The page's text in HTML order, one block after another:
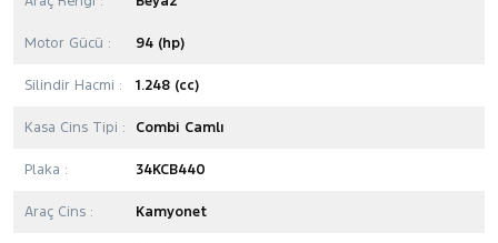
Motor Gücü : 94 (hp)
Silindir Hacmi : 1.248 (cc)
Kasa Cins Tipi : Combi Camlı
Plaka : 34KCB440
Araç Cins : Kamyonet